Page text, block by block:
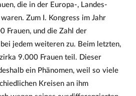
die in der Europa-, Landes-
Zum I. Kongress im Jahr
Frauen, und die Zahl der
jedem weiteren zu. Beim letzten,
9.000 Frauen teil. Dieser
ein Phänomen, weil so viele
Kreisen an ihm